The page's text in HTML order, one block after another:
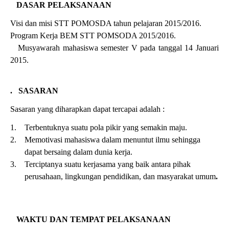
DASAR PELAKSANAAN
Visi dan misi STT POMOSDA tahun pelajaran 2015/2016.
Program Kerja BEM STT POMSODA 2015/2016.
Musyawarah mahasiswa semester V pada tanggal 14 Januari
2015.
SASARAN
Sasaran yang diharapkan dapat tercapai adalah :
1. Terbentuknya suatu pola pikir yang semakin maju.
2. Memotivasi mahasiswa dalam menuntut ilmu sehingga
dapat bersaing dalam dunia kerja.
3. Terciptanya suatu kerjasama yang baik antara pihak
perusahaan, lingkungan pendidikan, dan masyarakat umum.
WAKTU DAN TEMPAT PELAKSANAAN